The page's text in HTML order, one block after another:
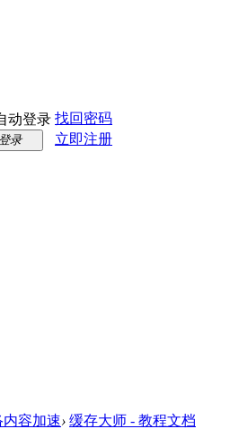
动登录 找回密码
登录 立即注册
容加速› 缓存大师 - 教程文档